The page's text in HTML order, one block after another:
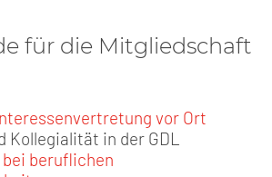
für die Mitgliedschaft
vor Ort
Kollegialität in der GDL
beruflichen